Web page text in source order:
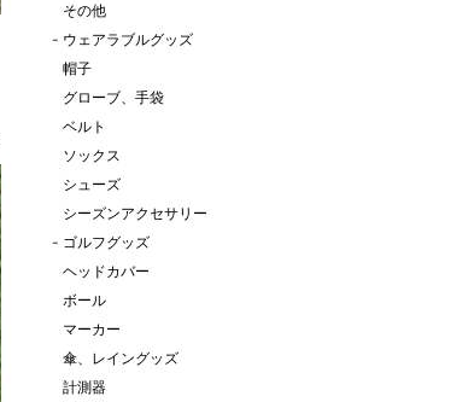
その他
- ウェアラブルグッズ
帽子
グローブ、手袋
ベルト
ソックス
シューズ
シーズンアクセサリー
- ゴルフグッズ
ヘッドカバー
ボール
マーカー
傘、レイングッズ
計測器